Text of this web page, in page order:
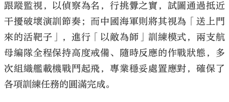
跟蹤監視，以偵察為名，行挑釁之實，試圖通過抵近
干擾破壞演訓節奏；而中國海軍則將其視為「送上門
來的活靶子」，進行「以敵為師」訓練模式，兩支航
母編隊全程保持高度戒備、隨時反應的作戰狀態，多
次組織艦載機戰鬥起飛，專業穩妥處置應對，確保了
各項訓練任務的圓滿完成。